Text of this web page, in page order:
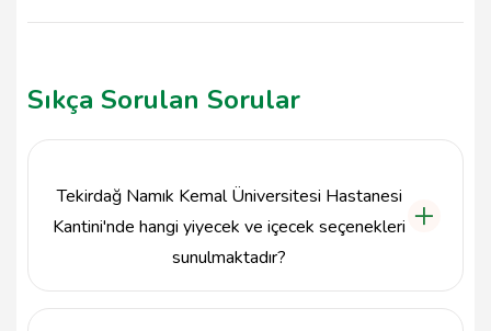
Sıkça Sorulan Sorular
Tekirdağ Namık Kemal Üniversitesi Hastanesi
Kantini'nde hangi yiyecek ve içecek seçenekleri
sunulmaktadır?